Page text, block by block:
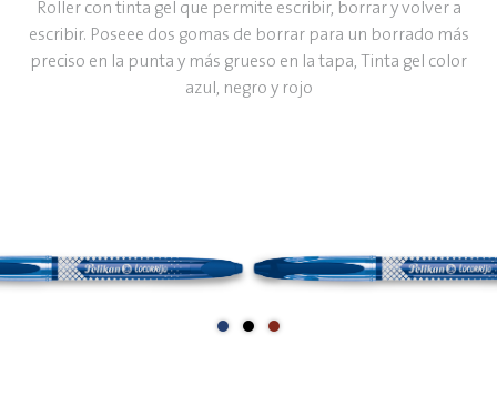
Roller con tinta gel que permite escribir, borrar y volver a
escribir. Poseee dos gomas de borrar para un borrado más
preciso en la punta y más grueso en la tapa, Tinta gel color
azul, negro y rojo